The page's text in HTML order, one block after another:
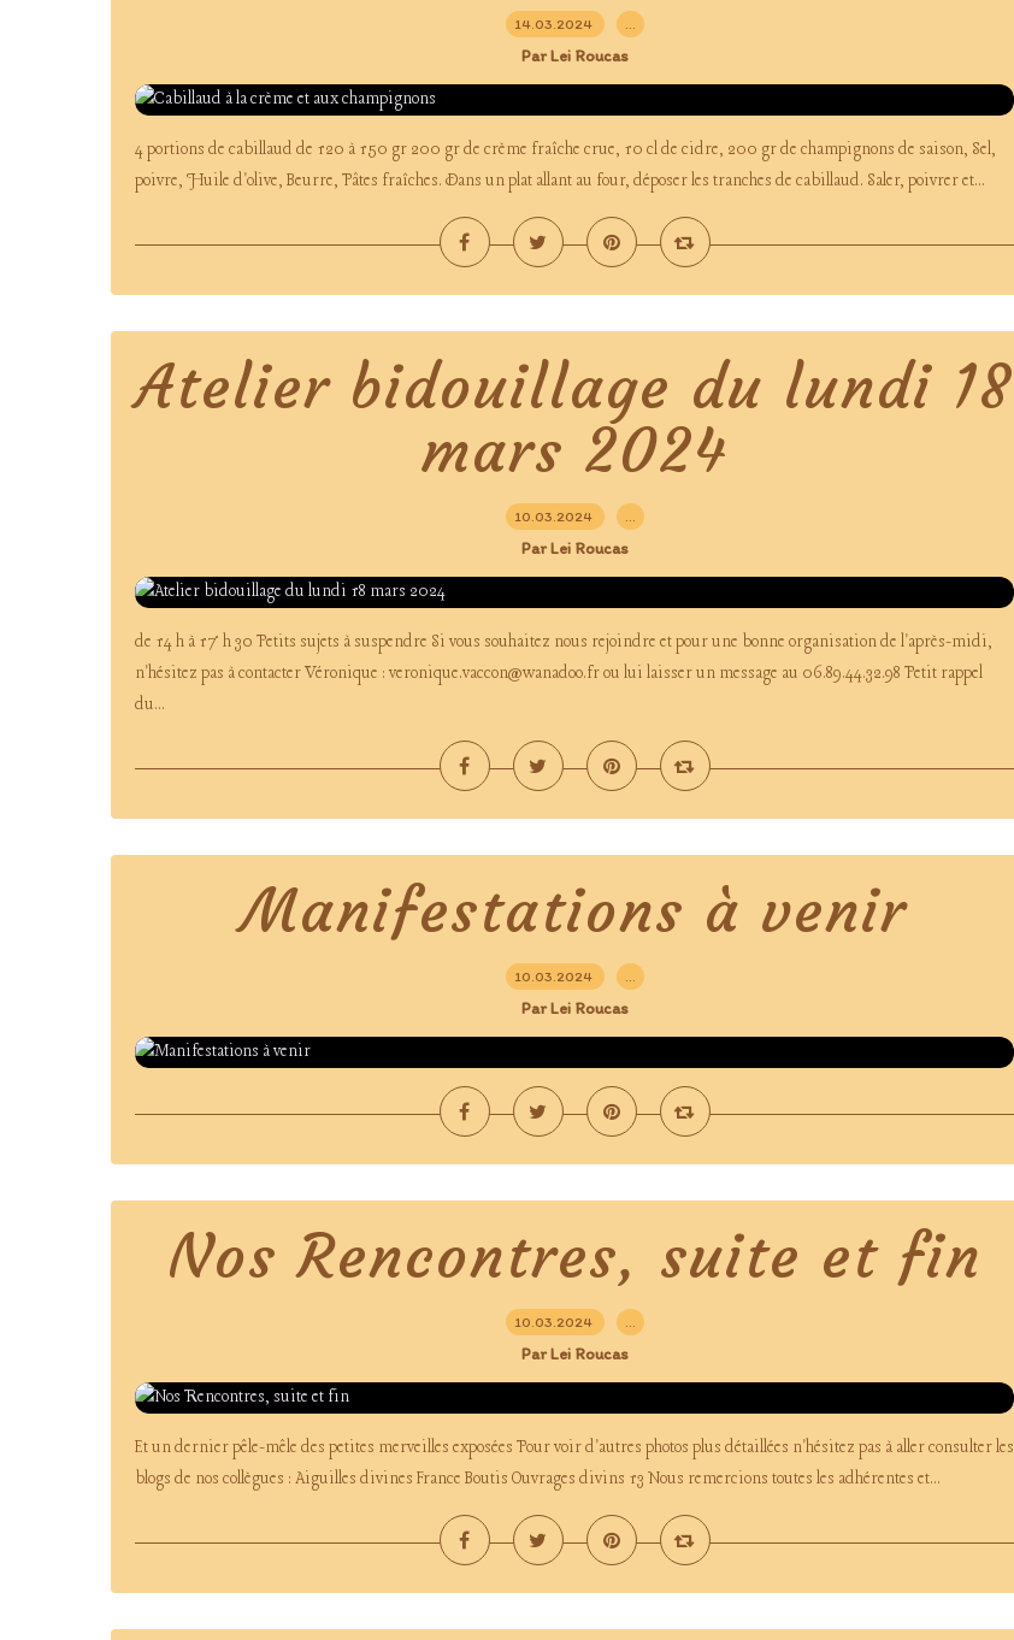
14.03.2024 …
Par Lei Roucas
4 portions de cabillaud de 120 à 150 gr 200 gr de crème fraîche crue, 10 cl de cidre, 200 gr de champignons de saison, Sel,
poivre, Huile d'olive, Beurre, Pâtes fraîches. Dans un plat allant au four, déposer les tranches de cabillaud. Saler, poivrer et...
Atelier bidouillage du lundi 18
mars 2024
10.03.2024 …
Par Lei Roucas
de 14 h à 17 h 30 Petits sujets à suspendre Si vous souhaitez nous rejoindre et pour une bonne organisation de l'après-midi,
n'hésitez pas à contacter Véronique : veronique.vaccon@wanadoo.fr ou lui laisser un message au 06.89.44.32.98 Petit rappel
du...
Manifestations à venir
10.03.2024 …
Par Lei Roucas
Nos Rencontres, suite et fin
10.03.2024 …
Par Lei Roucas
Et un dernier pêle-mêle des petites merveilles exposées Pour voir d'autres photos plus détaillées n'hésitez pas à aller consulter les
blogs de nos collègues : Aiguilles divines France Boutis Ouvrages divins 13 Nous remercions toutes les adhérentes et...